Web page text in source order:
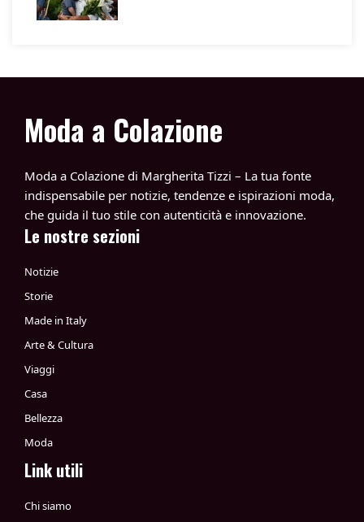
Moda a Colazione
Moda a Colazione di Margherita Tizzi – La tua fonte
indispensabile per notizie, tendenze e ispirazioni moda,
che guida il tuo stile con autenticità e innovazione.
Le nostre sezioni
Notizie
Storie
Made in Italy
Arte & Cultura
Viaggi
Casa
Bellezza
Moda
Link utili
Chi siamo